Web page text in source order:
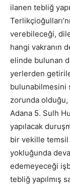
ilanen tebliğ
verebileceği,
hangi vakranın
elinde bulunan
yerlerden
bulunabilmesini
zorunda olduğu,
Adana 5. Sulh
yapılacak
bir vekille
yokluğunda
edemeyeceği
tebliğ yapılmış